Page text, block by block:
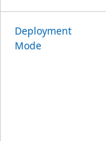
Deployment
Mode